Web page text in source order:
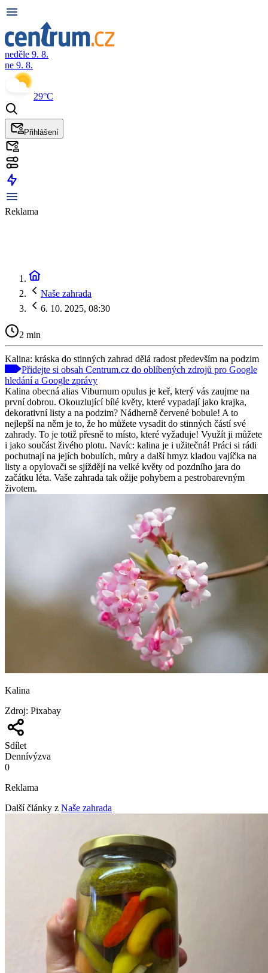
neděle 9. 8.
ne 9. 8.
29°C
Přihlášení
Reklama
Naše zahrada
6. 10. 2025, 08:30
2 min
Kalina: kráska do stinných zahrad dělá radost především na podzim
Přidejte si obsah Centrum.cz do oblíbených zdrojů pro Google
hledání a Google zprávy
Kalina obecná alias Viburnum opulus je keř, který vás zaujme na
první dobrou. Okouzlující bílé květy, které vypadají jako krajka,
dekorativní listy a na podzim? Nádherně červené bobule! A to
nejlepší na něm je to, že ho můžete vysadit do stinných částí své
zahrady. To je totiž přesně to místo, které vyžaduje! Využít ji můžete
i jako součást živého plotu. Navíc: kalina je i užitečná! Práci si rádi
pochutnají na jejích bobulích, můry a další hmyz kladou vajíčka na
listy a opylovači se sjíždějí na velké květy od pozdního jara do
začátku léta. Vaše zahrada tak ožije pohybem a pestrobarevným
životem.
Kalina
Zdroj: Pixabay
Sdílet
Dennívýzva
0
Reklama
Další články z Naše zahrada